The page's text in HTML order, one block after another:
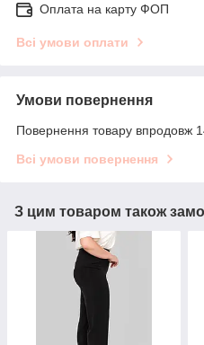
Оплата на карту ФОП
Всі умови оплати
Умови повернення
Повернення товару впродовж
Всі умови повернення
З цим товаром також